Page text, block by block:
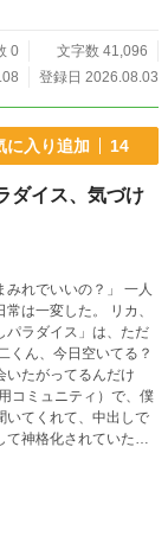
も彼は呪われ続けてい
を完全に解くこと。
も
アの奮闘記です。
0
文字数 41,096
登録日 2026.08.03
に入り追加 14
ダイス、気づけ
れでいいの？」 一人
は一変した。 リカ、
パラダイス」は、ただ
くん、今日空いてる？
いたがってるんだけ
コミュニティ）で、僕
いてくれて、中出しで
て神格化されていた。
色とりどりのギャル
ャルたちが、トロけ
、アタシも仲間に入